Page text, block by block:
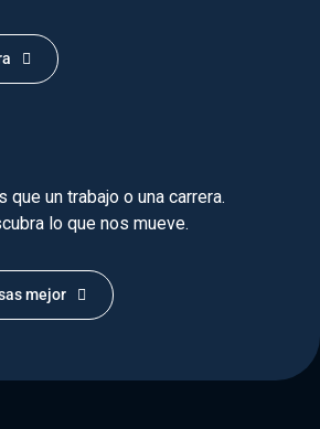
que un trabajo o una carrera.
lo que nos mueve.
mejor